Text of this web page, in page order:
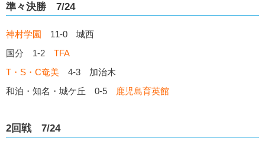
準々決勝 7/24
神村学園 11-0 城西
国分 1-2 TFA
T・S・C奄美 4-3 加治木
和泊・知名・城ケ丘 0-5
鹿児島育英館
2回戦 7/24